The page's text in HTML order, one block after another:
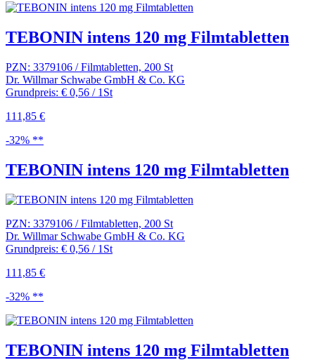
TEBONIN intens 120 mg Filmtabletten
PZN: 3379106 / Filmtabletten, 200 St
Dr. Willmar Schwabe GmbH & Co. KG
Grundpreis: € 0,56 / 1St
111,85 €
-32% **
TEBONIN intens 120 mg Filmtabletten
PZN: 3379106 / Filmtabletten, 200 St
Dr. Willmar Schwabe GmbH & Co. KG
Grundpreis: € 0,56 / 1St
111,85 €
-32% **
TEBONIN intens 120 mg Filmtabletten